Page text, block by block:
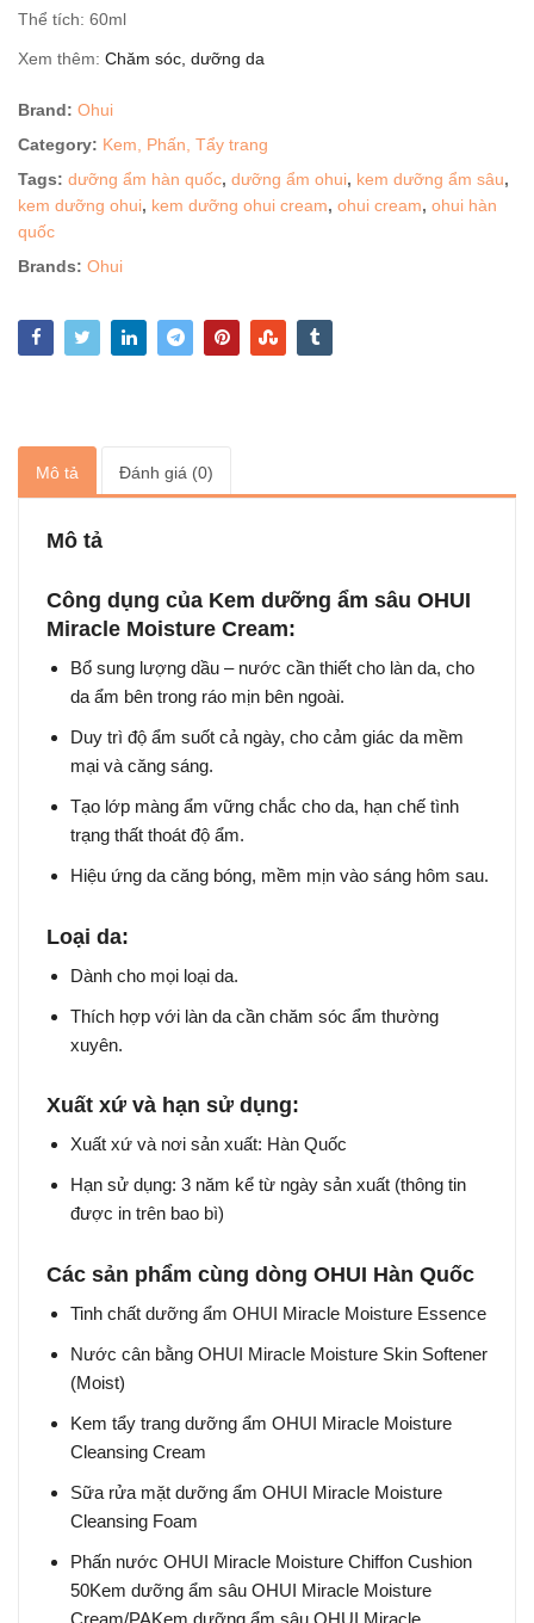
Thể tích: 60ml
Xem thêm: Chăm sóc, dưỡng da
Brand: Ohui
Category: Kem, Phấn, Tẩy trang
Tags: dưỡng ẩm hàn quốc, dưỡng ẩm ohui, kem dưỡng ẩm sâu,
kem dưỡng ohui, kem dưỡng ohui cream, ohui cream, ohui hàn
quốc
Brands: Ohui
Mô tả Đánh giá (0)
Mô tả
Công dụng của Kem dưỡng ẩm sâu OHUI
Miracle Moisture Cream:
Bổ sung lượng dầu – nước cần thiết cho làn da, cho
da ẩm bên trong ráo mịn bên ngoài.
Duy trì độ ẩm suốt cả ngày, cho cảm giác da mềm
mại và căng sáng.
Tạo lớp màng ẩm vững chắc cho da, hạn chế tình
trạng thất thoát độ ẩm.
Hiệu ứng da căng bóng, mềm mịn vào sáng hôm sau.
Loại da:
Dành cho mọi loại da.
Thích hợp với làn da cần chăm sóc ẩm thường
xuyên.
Xuất xứ và hạn sử dụng:
Xuất xứ và nơi sản xuất: Hàn Quốc
Hạn sử dụng: 3 năm kể từ ngày sản xuất (thông tin
được in trên bao bì)
Các sản phẩm cùng dòng OHUI Hàn Quốc
Tinh chất dưỡng ẩm OHUI Miracle Moisture Essence
Nước cân bằng OHUI Miracle Moisture Skin Softener
(Moist)
Kem tẩy trang dưỡng ẩm OHUI Miracle Moisture
Cleansing Cream
Sữa rửa mặt dưỡng ẩm OHUI Miracle Moisture
Cleansing Foam
Phấn nước OHUI Miracle Moisture Chiffon Cushion
50Kem dưỡng ẩm sâu OHUI Miracle Moisture